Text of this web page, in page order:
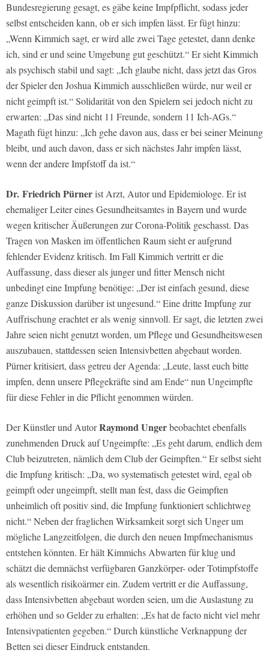
Bundesregierung gesagt, es gäbe keine Impfpflicht, sodass jeder
selbst entscheiden kann, ob er sich impfen lässt. Er fügt hinzu:
„Wenn Kimmich sagt, er wird alle zwei Tage getestet, dann denke
ich, sind er und seine Umgebung gut geschützt.“ Er sieht Kimmich
als psychisch stabil und sagt: „Ich glaube nicht, dass jetzt das Gros
der Spieler den Joshua Kimmich ausschließen würde, nur weil er
nicht geimpft ist.“ Solidarität von den Spielern sei jedoch nicht zu
erwarten: „Das sind nicht 11 Freunde, sondern 11 Ich-AGs.“
Magath fügt hinzu: „Ich gehe davon aus, dass er bei seiner Meinung
bleibt, und auch davon, dass er sich nächstes Jahr impfen lässt,
wenn der andere Impfstoff da ist.“
Dr. Friedrich Pürnerist Arzt, Autor und Epidemiologe. Er ist
ehemaliger Leiter eines Gesundheitsamtes in Bayern und wurde
wegen kritischer Äußerungen zur Corona-Politik geschasst. Das
Tragen von Masken im öffentlichen Raum sieht er aufgrund
fehlender Evidenz kritisch. Im Fall Kimmich vertritt er die
Auffassung, dass dieser als junger und fitter Mensch nicht
unbedingt eine Impfung benötige: „Der ist einfach gesund, diese
ganze Diskussion darüber ist ungesund.“ Eine dritte Impfung zur
Auffrischung erachtet er als wenig sinnvoll. Er sagt, die letzten zwei
Jahre seien nicht genutzt worden, um Pflege und Gesundheitswesen
auszubauen, stattdessen seien Intensivbetten abgebaut worden.
Pürner kritisiert, dass getreu der Agenda: „Leute, lasst euch bitte
impfen, denn unsere Pflegekräfte sind am Ende“ nun Ungeimpfte
für diese Fehler in die Pflicht genommen würden.
Der Künstler und AutorRaymond Ungerbeobachtet ebenfalls
zunehmenden Druck auf Ungeimpfte: „Es geht darum, endlich dem
Club beizutreten, nämlich dem Club der Geimpften.“ Er selbst sieht
die Impfung kritisch: „Da, wo systematisch getestet wird, egal ob
geimpft oder ungeimpft, stellt man fest, dass die Geimpften
unheimlich oft positiv sind, die Impfung funktioniert schlichtweg
nicht.“ Neben der fraglichen Wirksamkeit sorgt sich Unger um
mögliche Langzeitfolgen, die durch den neuen Impfmechanismus
entstehen könnten. Er hält Kimmichs Abwarten für klug und
schätzt die demnächst verfügbaren Ganzkörper- oder Totimpfstoffe
als wesentlich risikoärmer ein. Zudem vertritt er die Auffassung,
dass Intensivbetten abgebaut worden seien, um die Auslastung zu
erhöhen und so Gelder zu erhalten: „Es hat de facto nicht viel mehr
Intensivpatienten gegeben.“ Durch künstliche Verknappung der
Betten sei dieser Eindruck entstanden.